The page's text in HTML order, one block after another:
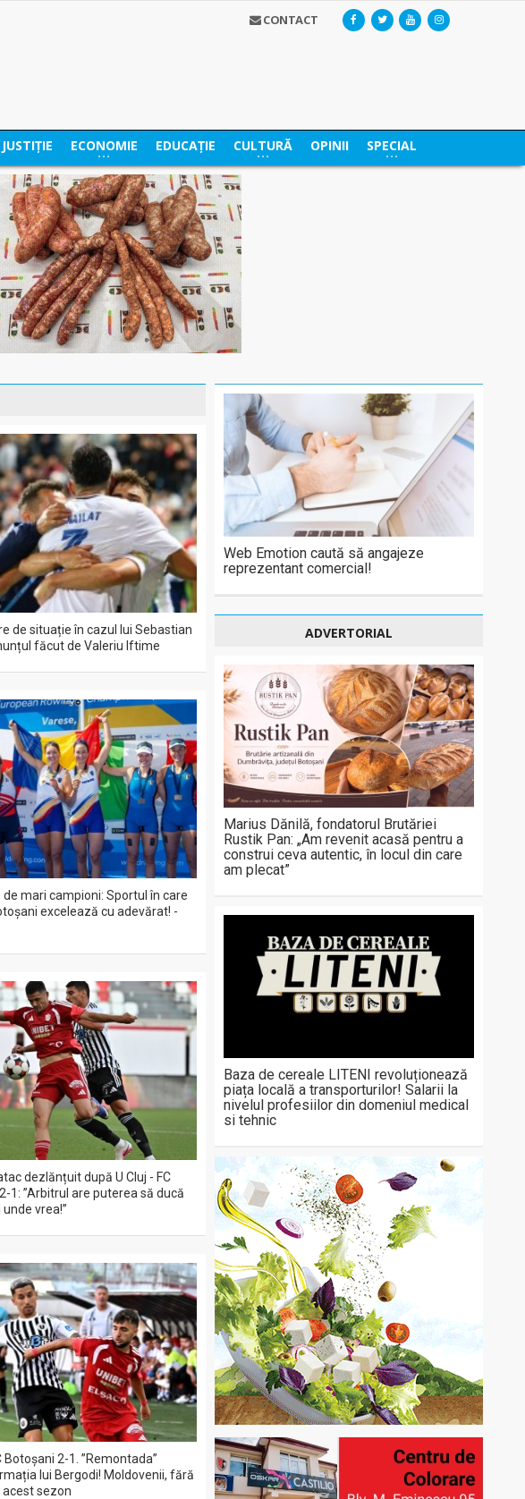
CONTACT
JUSTIȚIE ECONOMIE EDUCAȚIE CULTURĂ OPINII SPECIAL
de situație în cazul lui Sebastian
făcut de Valeriu Iftime
de mari campioni: Sportul în care
excelează cu adevărat! -
dezlănțuit după U Cluj - FC
1: ”Arbitrul are puterea să ducă
vrea!”
Botoșani 2-1. ”Remontada”
lui Bergodi! Moldovenii, fără
sezon
Web Emotion caută să angajeze
reprezentant comercial!
ADVERTORIAL
Marius Dănilă, fondatorul Brutăriei
Rustik Pan: „Am revenit acasă pentru a
construi ceva autentic, în locul din care
am plecat”
Baza de cereale LITENI revoluționează
piața locală a transporturilor! Salarii la
nivelul profesiilor din domeniul medical
si tehnic